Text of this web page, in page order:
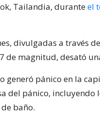
Tailandia, duranteel
divulgadas a través
de magnitud, desató
generó pánico en la
del pánico,
baño.